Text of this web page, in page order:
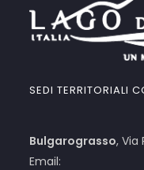
SEDI TERRITORIALI
Bulgarograsso, Via
Email: